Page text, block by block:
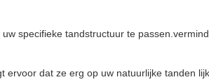
specifieke tandstructuur te
ervoor dat ze erg op uw natuurlijke tanden